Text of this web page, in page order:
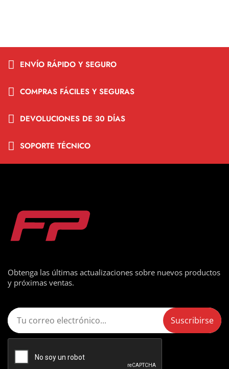
ENVÍO RÁPIDO Y SEGURO
COMPRAS FÁCILES Y SEGURAS
DEVOLUCIONES DE 30 DÍAS
SOPORTE TÉCNICO
Obtenga las últimas actualizaciones sobre nuevos productos
y próximas ventas.